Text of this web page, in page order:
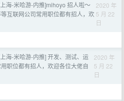
海-米哈游-内推]mihoyo 招人啦～
互联网公司常用职位都有招人，欢
2020 年
5 月 22
日
海-米哈游-内推] 开发、测试、运
职位都有招人，欢迎各位大佬自
2020 年
5 月 22
日